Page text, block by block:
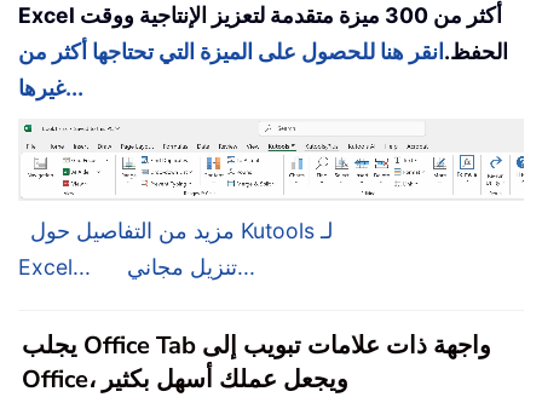
Excel أكثر من 300 ميزة متقدمة لتعزيز الإنتاجية ووقت
الحفظ.انقر هنا للحصول على الميزة التي تحتاجها أكثر من
غيرها...
مزيد من التفاصيل حول Kutools لـ
Excel...
تنزيل مجاني...
يجلب Office Tab واجهة ذات علامات تبويب إلى
Office، ويجعل عملك أسهل بكثير